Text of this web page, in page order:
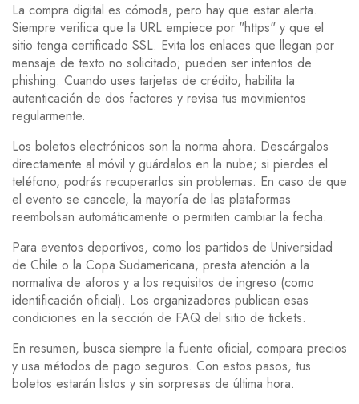
La compra digital es cómoda, pero hay que estar alerta.
Siempre verifica que la URL empiece por "https" y que el
sitio tenga certificado SSL. Evita los enlaces que llegan por
mensaje de texto no solicitado; pueden ser intentos de
phishing. Cuando uses tarjetas de crédito, habilita la
autenticación de dos factores y revisa tus movimientos
regularmente.
Los boletos electrónicos son la norma ahora. Descárgalos
directamente al móvil y guárdalos en la nube; si pierdes el
teléfono, podrás recuperarlos sin problemas. En caso de que
el evento se cancele, la mayoría de las plataformas
reembolsan automáticamente o permiten cambiar la fecha.
Para eventos deportivos, como los partidos de Universidad
de Chile o la Copa Sudamericana, presta atención a la
normativa de aforos y a los requisitos de ingreso (como
identificación oficial). Los organizadores publican esas
condiciones en la sección de FAQ del sitio de tickets.
En resumen, busca siempre la fuente oficial, compara precios
y usa métodos de pago seguros. Con estos pasos, tus
boletos estarán listos y sin sorpresas de última hora.